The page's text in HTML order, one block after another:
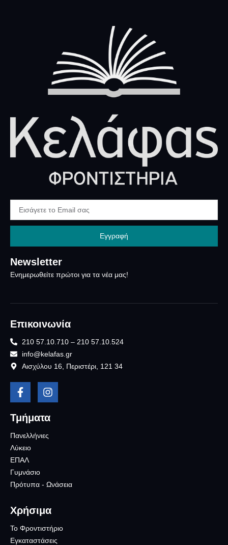
Newsletter
Ενημερωθείτε πρώτοι για τα νέα μας!
Εγγραφή
Επικοινωνία
210 57.10.710 – 210 57.10.524
info@kelafas.gr
Αισχύλου 16, Περιστέρι, 121 34
Τμήματα
Πανελλήνιες
Λύκειο
ΕΠΑΛ
Γυμνάσιο
Πρότυπα - Ωνάσεια
Χρήσιμα
Το Φροντιστήριο
Εγκαταστάσεις